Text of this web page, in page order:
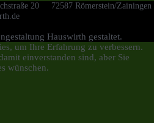
20 72587 Römerstein/Zainingen
Hauswirth gestaltet.
um Ihre Erfahrung zu verbessern.
einverstanden sind, aber Sie
wünschen.